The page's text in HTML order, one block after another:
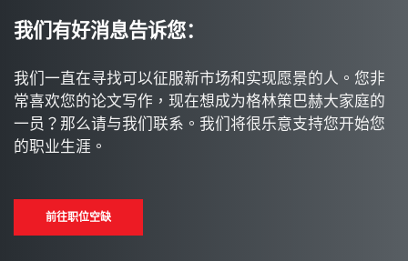
我们有好消息告诉您：
我们一直在寻找可以征服新市场和实现愿景的人。您非
常喜欢您的论文写作，现在想成为格林策巴赫大家庭的
一员？那么请与我们联系。我们将很乐意支持您开始您
的职业生涯。
前往职位空缺